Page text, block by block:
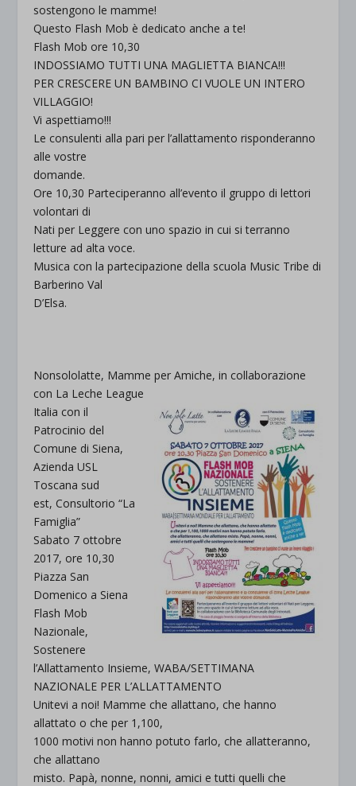
sostengono le mamme!
Questo Flash Mob è dedicato anche a te!
Flash Mob ore 10,30
INDOSSIAMO TUTTI UNA MAGLIETTA BIANCA!!!
PER CRESCERE UN BAMBINO CI VUOLE UN INTERO
VILLAGGIO!
Vi aspettiamo!!!
Le consulenti alla pari per l’allattamento risponderanno
alle vostre
domande.
Ore 10,30 Parteciperanno all’evento il gruppo di lettori
volontari di
Nati per Leggere con uno spazio in cui si terranno
letture ad alta voce.
Musica con la partecipazione della scuola Music Tribe di
Barberino Val
D’Elsa.
Nonsololatte, Mamme per Amiche, in collaborazione
con La Leche League
Italia con il
Patrocinio del
Comune di Siena,
Azienda USL
Toscana sud
est, Consultorio “La
Famiglia”
Sabato 7 ottobre
2017, ore 10,30
Piazza San
Domenico a Siena
Flash Mob
Nazionale,
Sostenere
l’Allattamento Insieme, WABA/SETTIMANA
NAZIONALE PER L’ALLATTAMENTO
Unitevi a noi! Mamme che allattano, che hanno
allattato o che per 1,100,
1000 motivi non hanno potuto farlo, che allatteranno,
che allattano
misto. Papà, nonne, nonni, amici e tutti quelli che